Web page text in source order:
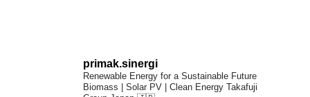
primak.sinergi
Renewable Energy for a Sustainable Future
Biomass | Solar PV | Clean Energy Takafuji